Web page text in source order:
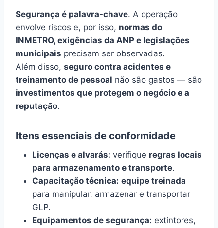
Segurança é palavra-chave. A operação
envolve riscos e, por isso, normas do
INMETRO, exigências da ANP e legislações
municipais precisam ser observadas.
Além disso, seguro contra acidentes e
treinamento de pessoal não são gastos — são
investimentos que protegem o negócio e a
reputação.
Itens essenciais de conformidade
Licenças e alvarás: verifique regras locais
para armazenamento e transporte.
Capacitação técnica: equipe treinada
para manipular, armazenar e transportar
GLP.
Equipamentos de segurança: extintores,